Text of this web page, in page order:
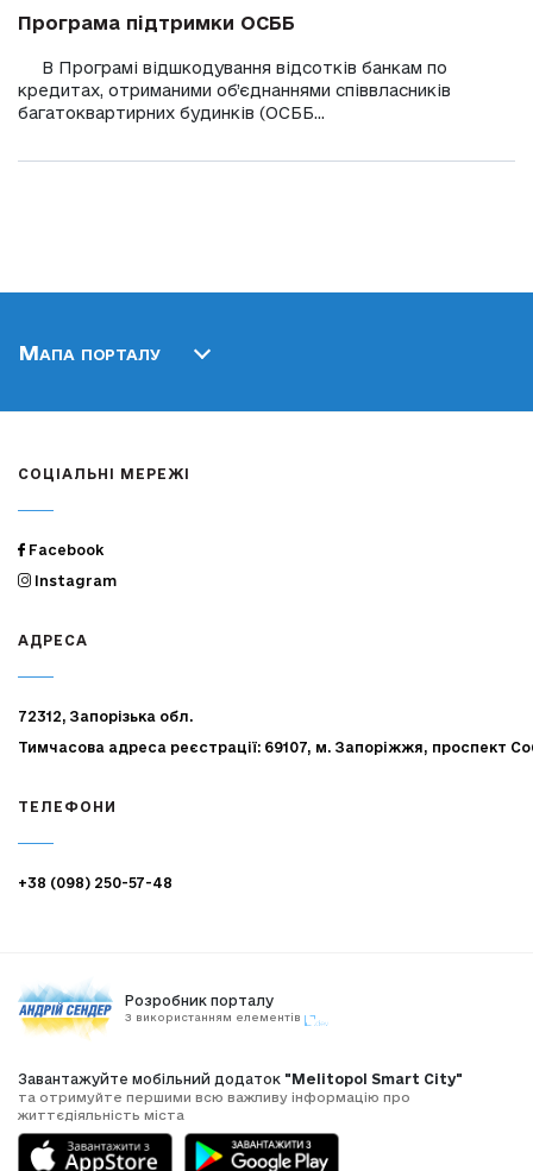
Програма підтримки ОСББ
В Програмі відшкодування відсотків банкам по
кредитах, отриманими об’єднаннями співвласників
багатоквартирних будинків (ОСББ...
Мапа порталу
СОЦІАЛЬНІ МЕРЕЖІ
Facebook
Instagram
АДРЕСА
72312, Запорізька обл.
Тимчасова адреса реєстрації: 69107, м. Запоріжжя, проспект
ТЕЛЕФОНИ
+38 (098) 250-57-48
Розробник порталу
З використанням елементів
Завантажуйте мобільний додаток "Melitopol Smart City"
та отримуйте першими всю важливу інформацію про
життєдіяльність міста